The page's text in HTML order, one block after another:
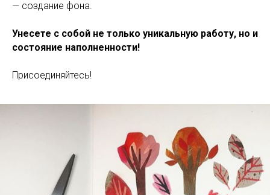
— создание фона.
Унесете с собой не только уникальную работу, но и
состояние наполненности!
Присоединяйтесь!